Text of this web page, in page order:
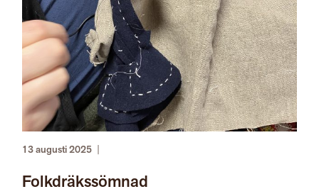
13 augusti 2025 |
Folkdräkssömnad